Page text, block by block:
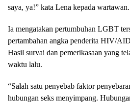
saya, ya!” kata Lena kepada wartawan.
Ia mengatakan pertumbuhan LGBT
pertambahan angka penderita HIV/
Hasil survai dan pemerikasaan yang
waktu lalu.
“Salah satu penyebab faktor
hubungan seks menyimpang.